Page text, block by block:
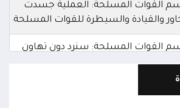
القوات المسلحة: العملية جسدت
والقيادة والسيطرة للقوات المسلحة
القوات المسلحة: سنرد دون تهاون
اعتداءات الحوثيين الغادرة